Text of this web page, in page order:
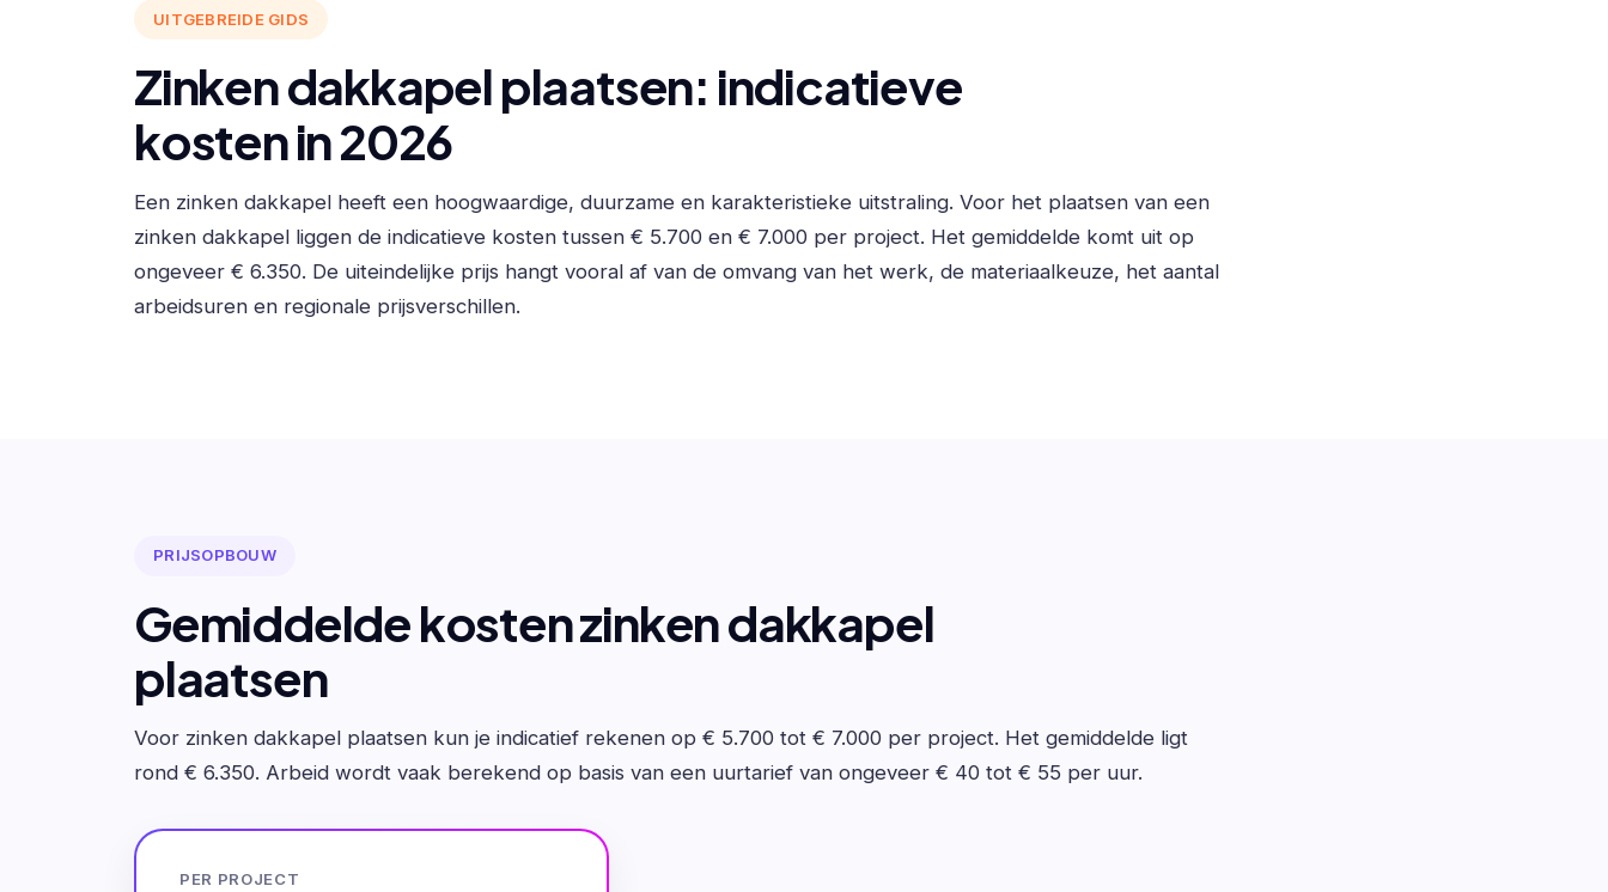
UITGEBREIDE GIDS
Zinken dakkapel plaatsen: indicatieve
kosten in 2026
Een zinken dakkapel heeft een hoogwaardige, duurzame en karakteristieke uitstraling. Voor het plaatsen van een
zinken dakkapel liggen de indicatieve kosten tussen € 5.700 en € 7.000 per project. Het gemiddelde komt uit op
ongeveer € 6.350. De uiteindelijke prijs hangt vooral af van de omvang van het werk, de materiaalkeuze, het aantal
arbeidsuren en regionale prijsverschillen.
PRIJSOPBOUW
Gemiddelde kosten zinken dakkapel
plaatsen
Voor zinken dakkapel plaatsen kun je indicatief rekenen op € 5.700 tot € 7.000 per project. Het gemiddelde ligt
rond € 6.350. Arbeid wordt vaak berekend op basis van een uurtarief van ongeveer € 40 tot € 55 per uur.
PER PROJECT